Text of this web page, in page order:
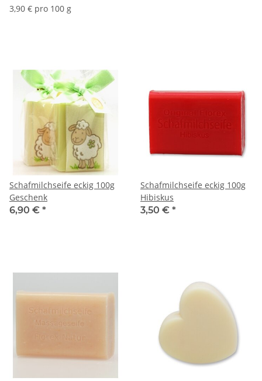
3,90 € pro 100 g
Schafmilchseife eckig 100g
Geschenk
6,90 € *
Schafmilchseife eckig 100g
Hibiskus
3,50 € *